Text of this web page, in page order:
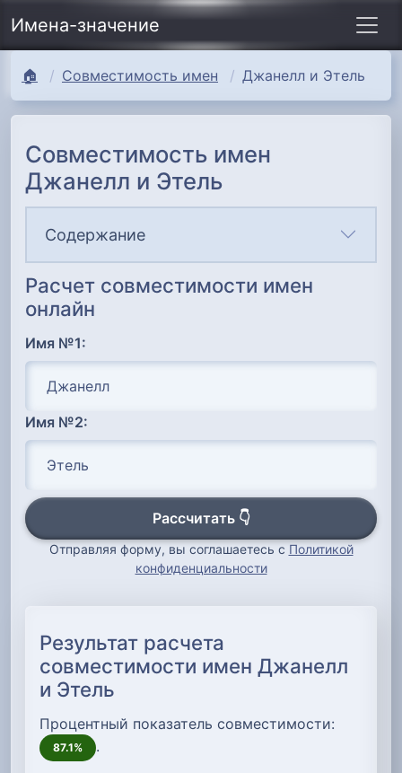
Имена-значение
🏠 Совместимость имен Джанелл и Этель
Совместимость имен
Джанелл и Этель
Содержание
Расчет совместимости имен
онлайн
Имя №1:
Имя №2:
Рассчитать 👇
Отправляя форму, вы соглашаетесь с Политикой
конфиденциальности
Результат расчета
совместимости имен Джанелл
и Этель
Процентный показатель совместимости:
87.1% .